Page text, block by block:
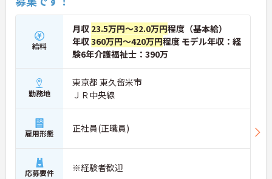
給料
月収 23.5万円～32.0万円程度（基本給）
年収360万円～420万円程度 モデル年収：経
験6年介護福祉士：390万
勤務地
東京都 東久留米市
ＪＲ中央線
雇用形態 正社員(正職員)
応募要件 ※経験者歓迎